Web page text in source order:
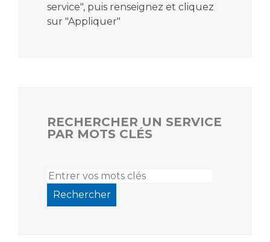
service", puis renseignez et cliquez
sur "Appliquer"
RECHERCHER UN SERVICE
PAR MOTS CLÉS